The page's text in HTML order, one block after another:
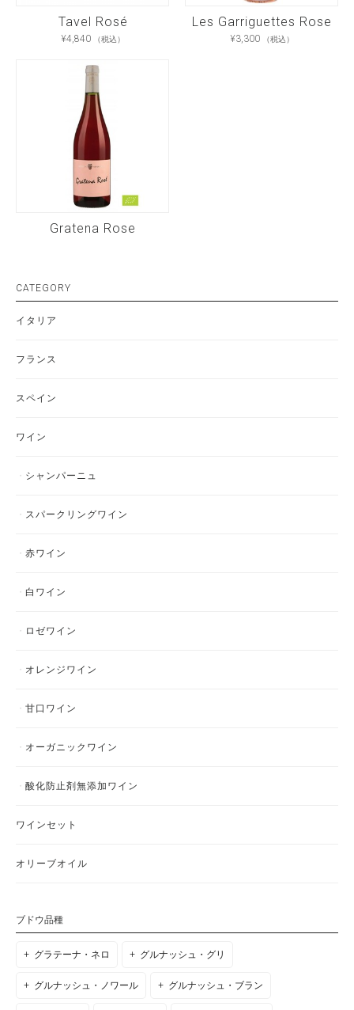
Tavel Rosé
¥4,840 （税込）
Les Garriguettes Rose
¥3,300 （税込）
Gratena Rose
CATEGORY
イタリア
フランス
スペイン
ワイン
シャンパーニュ
スパークリングワイン
赤ワイン
白ワイン
ロゼワイン
オレンジワイン
甘口ワイン
オーガニックワイン
酸化防止剤無添加ワイン
ワインセット
オリーブオイル
ブドウ品種
グラテーナ・ネロ グルナッシュ・グリ
グルナッシュ・ノワール グルナッシュ・ブラン